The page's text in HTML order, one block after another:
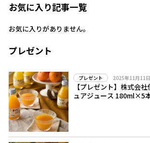
お気に入り記事一覧
お気に入りがありません。
プレゼント
プレゼント 2025年11月11日
【プレゼント】株式会
ュアジュース 180ml×5